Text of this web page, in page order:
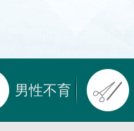
男性不育